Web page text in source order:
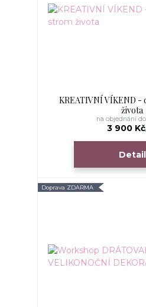
KREATIVNÍ VÍKEND -
života
3 900 Kč
na objednání
Detail
Doprava ZDARMA